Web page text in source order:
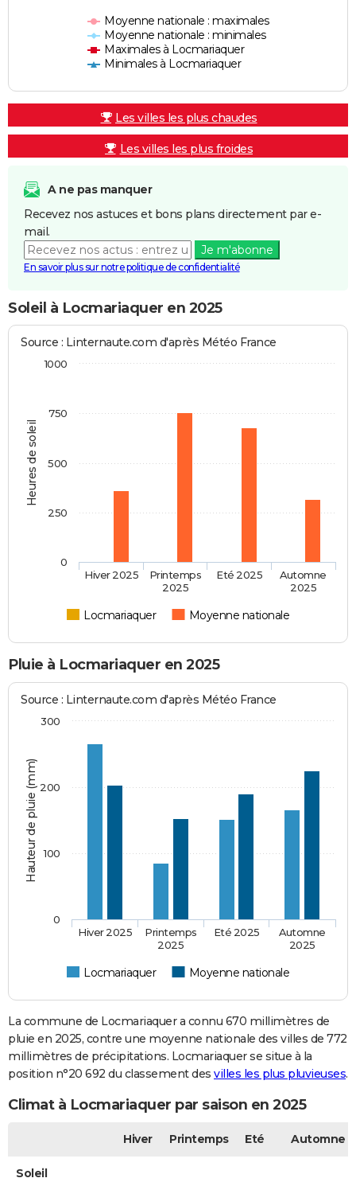
Moyenne nationale : maximales
Moyenne nationale : minimales
Maximales à Locmariaquer
Minimales à Locmariaquer
Les villes les plus chaudes
Les villes les plus froides
A ne pas manquer
Recevez nos astuces et bons plans directement par e-
mail.
Je m'abonne
En savoir plus sur notre politique de confidentialité
Soleil à Locmariaquer en 2025
Heures de soleil
Source : Linternaute.com d'après Météo France
Locmariaquer Moyenne nationale
Hiver 2025
Printemps
2025
Eté 2025
Automne
2025
0
250
500
750
1000
Pluie à Locmariaquer en 2025
Hauteur de pluie (mm)
Source : Linternaute.com d'après Météo France
Locmariaquer Moyenne nationale
Hiver 2025
Printemps
2025
Eté 2025
Automne
2025
0
100
200
300
La commune de Locmariaquer a connu 670 millimètres de
pluie en 2025, contre une moyenne nationale des villes de 772
millimètres de précipitations. Locmariaquer se situe à la
position n°20 692 du classement des villes les plus pluvieuses.
Climat à Locmariaquer par saison en 2025
Hiver Printemps Eté Automne
Soleil